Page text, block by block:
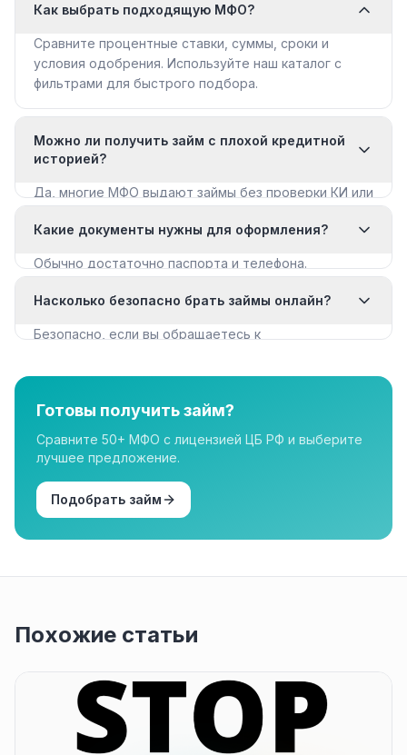
Как выбрать подходящую МФО?
Сравните процентные ставки, суммы, сроки и
условия одобрения. Используйте наш каталог с
фильтрами для быстрого подбора.
Можно ли получить займ с плохой кредитной
историей?
Да, многие МФО выдают займы без проверки КИ или
с плохой КИ».
Какие документы нужны для оформления?
Обычно достаточно паспорта и телефона.
документы для крупных сумм.
Насколько безопасно брать займы онлайн?
Безопасно, если вы обращаетесь к
организации в нашем каталоге имеют лицензию.
Готовы получить займ?
Сравните 50+ МФО с лицензией ЦБ РФ и выберите
лучшее предложение.
Подобрать займ
Похожие статьи